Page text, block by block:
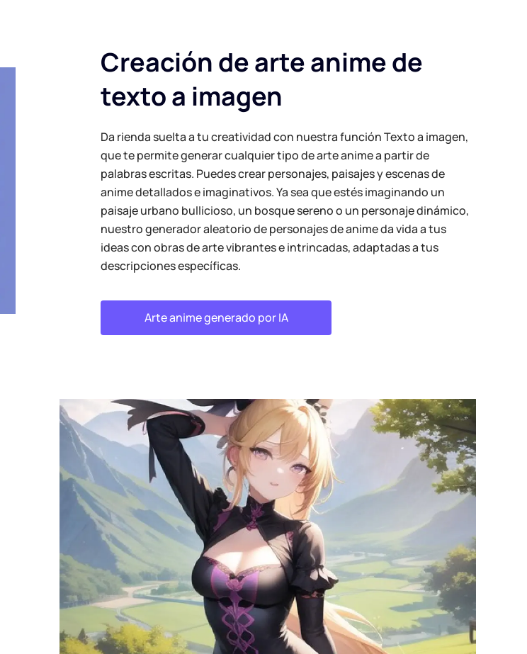
Creación de arte anime de
texto a imagen
Da rienda suelta a tu creatividad con nuestra función Texto a imagen,
que te permite generar cualquier tipo de arte anime a partir de
palabras escritas. Puedes crear personajes, paisajes y escenas de
anime detallados e imaginativos. Ya sea que estés imaginando un
paisaje urbano bullicioso, un bosque sereno o un personaje dinámico,
nuestro generador aleatorio de personajes de anime da vida a tus
ideas con obras de arte vibrantes e intrincadas, adaptadas a tus
descripciones específicas.
Arte anime generado por IA